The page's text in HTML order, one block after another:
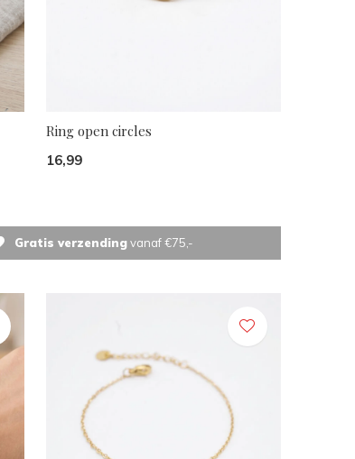
Ring open circles
16,99
Gratis verzendingvanaf €75,-